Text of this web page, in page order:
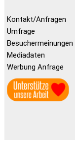
Kontakt/Anfragen
Umfrage
Besuchermeinungen
Mediadaten
Werbung Anfrage